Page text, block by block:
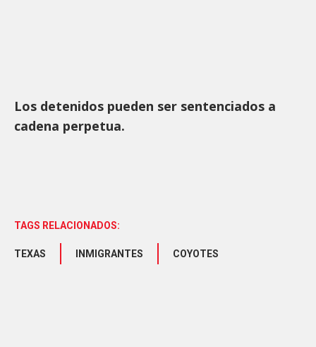
Los detenidos pueden ser sentenciados a
cadena perpetua.
TAGS RELACIONADOS:
TEXAS INMIGRANTES COYOTES